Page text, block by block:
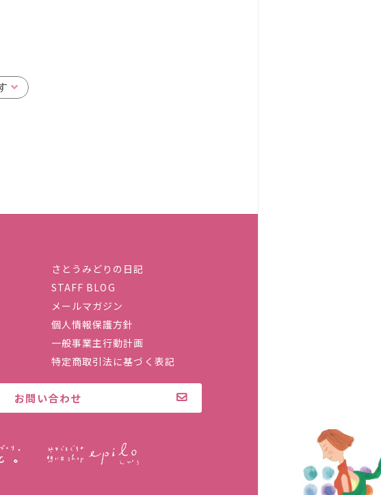
さとうみどりの日記
STAFF BLOG
メールマガジン
個人情報保護方針
一般事業主行動計画
特定商取引法に基づく表記
お問い合わせ